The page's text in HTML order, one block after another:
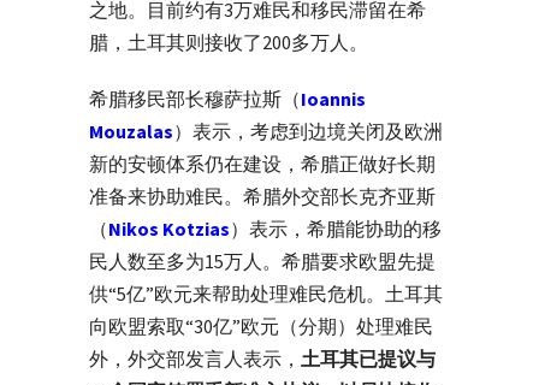
之地。目前约有3万难民和移民滞留在希
腊，土耳其则接收了200多万人。
希腊移民部长穆萨拉斯（Ioannis
Mouzalas）表示，考虑到边境关闭及欧洲
新的安顿体系仍在建设，希腊正做好长期
准备来协助难民。希腊外交部长克齐亚斯
（Nikos Kotzias）表示，希腊能协助的移
民人数至多为15万人。希腊要求欧盟先提
供“5亿”欧元来帮助处理难民危机。土耳其
向欧盟索取“30亿”欧元（分期）处理难民
外，外交部发言人表示， 土耳其已提议与